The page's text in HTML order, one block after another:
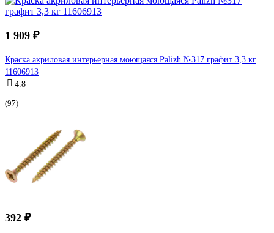
1 909 ₽
Краска акриловая интерьерная моющаяся Palizh №317 графит 3,3 кг
11606913
4.8
(97)
392 ₽